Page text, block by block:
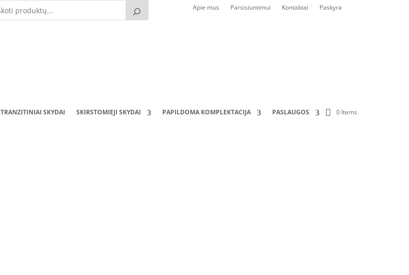
Apie mus Parsisiuntimui Kontaktai Paskyra
TRANZITINIAI SKYDAI SKIRSTOMIEJI SKYDAI PAPILDOMA KOMPLEKTACIJA PASLAUGOS 0 Items